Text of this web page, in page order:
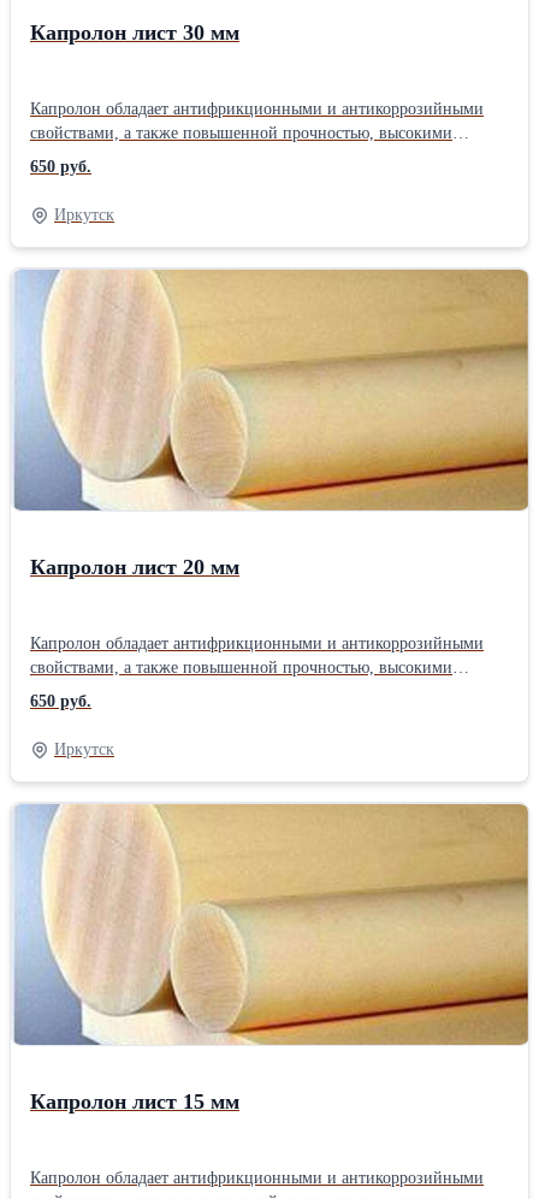
Капролон лист 30 мм
Капролон обладает антифрикционными и антикоррозийными
свойствами, а также повышенной прочностью, высокими
свойствами поглощения шумов. В наличии листы размером 1*1
м, толщины 10/15/20/30/50 мм. Более подробную информацию
можете посмотреть на оф. сайте компании актив-торг.ру Наша
компания осуществляет поставки товаров производственно-
технического назначения. На складе в Иркутске имеются:
Пластиковые емкости и металлические бочки, огнеупорные
материалы, полимерные материалы, промышленная химия,
резинотехнические изделия, теплоизоляционные материалы.
Отгрузка день в день! Оплата безналичным и наличным
способом, банковский перевод. Работаем с любыми
транспортными компаниями, по всей РФ.Форма поставляемого
сырья: Лист
650 руб.
Иркутск
Капролон лист 20 мм
Капролон обладает антифрикционными и антикоррозийными
свойствами, а также повышенной прочностью, высокими
свойствами поглощения шумов. В наличии листы размером 1*1
м, толщины 10/15/20/30/50 мм. Более подробную информацию
можете посмотреть на оф. сайте компании актив-торг.ру Наша
компания осуществляет поставки товаров производственно-
технического назначения. На складе в Иркутске имеются:
Пластиковые емкости и металлические бочки, огнеупорные
материалы, полимерные материалы, промышленная химия,
резинотехнические изделия, теплоизоляционные материалы.
Отгрузка день в день! Оплата безналичным и наличным
способом, банковский перевод. Работаем с любыми
транспортными компаниями, по всей РФ.Форма поставляемого
сырья: Лист
650 руб.
Иркутск
Капролон лист 15 мм
Капролон обладает антифрикционными и антикоррозийными